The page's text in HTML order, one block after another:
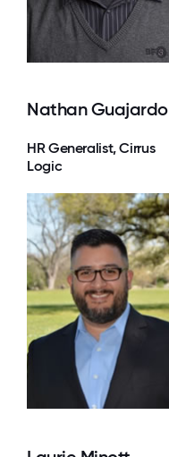
Nathan Guajardo
HR Generalist, Cirrus
Logic